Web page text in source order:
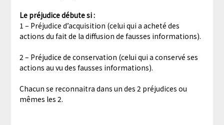
Le préjudice débute si :
1 – Préjudice d’acquisition (celui qui a acheté des
actions du fait de la diffusion de fausses informations).
2 – Préjudice de conservation (celui qui a conservé ses
actions au vu des fausses informations).
Chacun se reconnaitra dans un des 2 préjudices ou
mêmes les 2.